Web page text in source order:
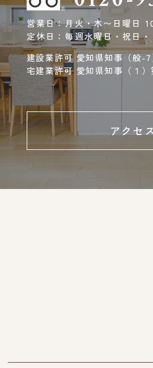
営業日：月火・木〜日曜日
定休日：毎週水曜日・祝日
建設業許可 愛知県知事（般-
宅建業許可 愛知県知事（１）
アクセ